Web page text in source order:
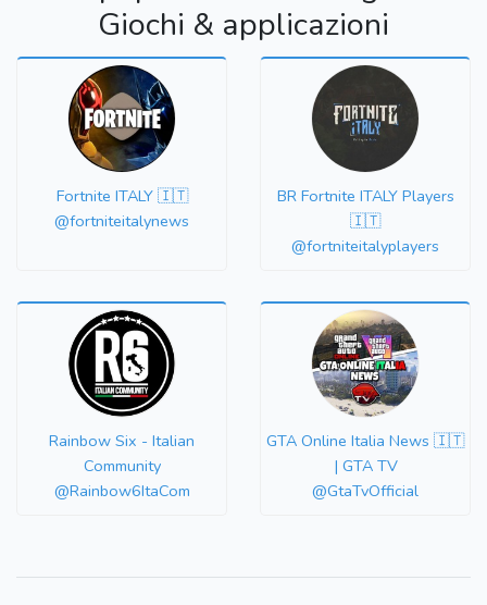
Giochi & applicazioni
Fortnite ITALY 🇮🇹
@fortniteitalynews
BR Fortnite ITALY Players
🇮🇹
@fortniteitalyplayers
Rainbow Six - Italian
Community
@Rainbow6ItaCom
GTA Online Italia News 🇮🇹
| GTA TV
@GtaTvOfficial